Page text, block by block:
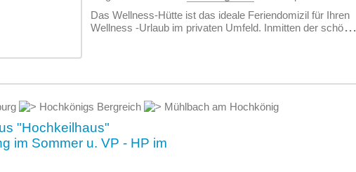
Das Wellness-Hütte ist das ideale Feriendomizil für Ihren
Wellness -Urlaub im privaten Umfeld. Inmitten der schö...
Hochkönigs Bergreich Mühlbach am Hochkönig
"Hochkeilhaus"
im Sommer u. VP - HP im